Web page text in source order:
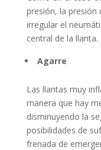
presión, la presión
irregular el
central de la llanta.
Agarre
Las llantas muy
manera que hay
disminuyendo la
posibilidades de
frenada de